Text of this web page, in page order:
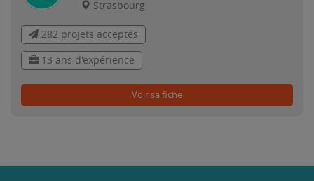
Strasbourg
282 projets acceptés
13 ans d'expérience
Voir sa fiche